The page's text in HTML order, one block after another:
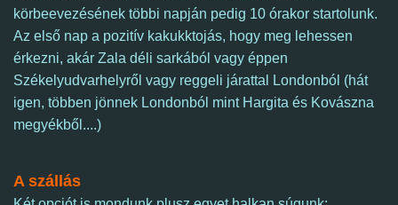
körbeevezésének többi napján pedig 10 órakor startolunk.
Az első nap a pozitív kakukktojás, hogy meg lehessen
érkezni, akár Zala déli sarkából vagy éppen
Székelyudvarhelyről vagy reggeli járattal Londonból (hát
igen, többen jönnek Londonból mint Hargita és Kovászna
megyékből....)
A szállás